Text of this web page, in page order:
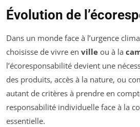
Évolution de
Dans un monde face à l’urgence
choisisse de vivre en ville ou à la
l’écoresponsabilité devient une
des produits, accès à la nature, ou
autant de critères à prendre en
responsabilité individuelle face à la
essentielle.